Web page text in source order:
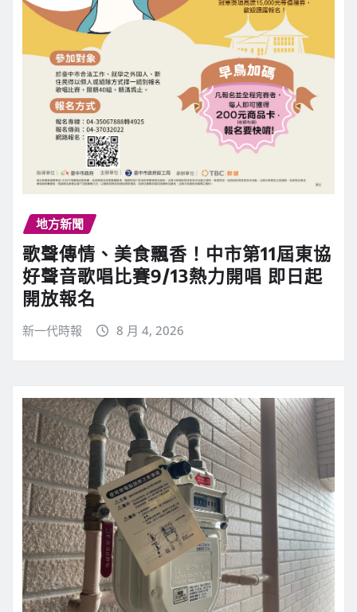
地方新聞
歌聲傳情、美食飄香！中市第11屆東協
好聲音歌唱比賽9/13熱力開唱 即日起
開放報名
新一代時報 8 月 4, 2026